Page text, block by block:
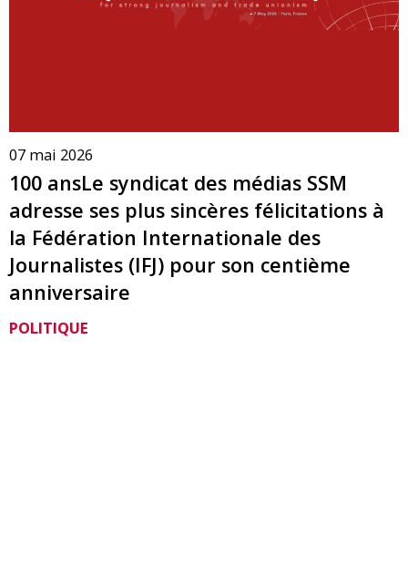
07 mai 2026
100 ansLe syndicat des médias SSM
adresse ses plus sincères félicitations à
la Fédération Internationale des
Journalistes (IFJ) pour son centième
anniversaire
POLITIQUE